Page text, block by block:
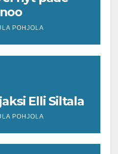
odottaa
POHJOLA
Elli Siltala
POHJOLA